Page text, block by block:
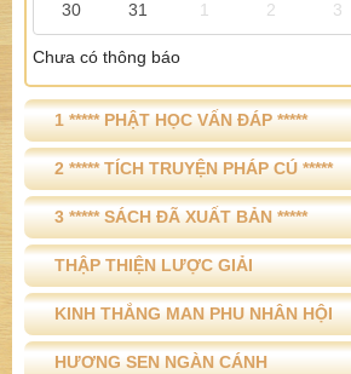
30
31 1 2 3
Chưa có thông báo
1 ***** PHẬT HỌC VẤN ĐÁP *****
2 ***** TÍCH TRUYỆN PHÁP CÚ *****
3 ***** SÁCH ĐÃ XUẤT BẢN *****
THẬP THIỆN LƯỢC GIẢI
KINH THẮNG MAN PHU NHÂN HỘI
HƯƠNG SEN NGÀN CÁNH